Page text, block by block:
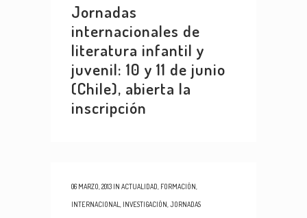
Jornadas
internacionales de
literatura infantil y
juvenil: 10 y 11 de junio
(Chile), abierta la
inscripción
06 MARZO, 2013 IN ACTUALIDAD FORMACIÓN
INTERNACIONAL INVESTIGACIÓN JORNADAS